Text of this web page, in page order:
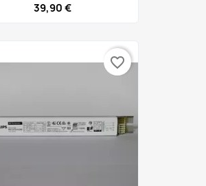
39,90 €
favorite_border